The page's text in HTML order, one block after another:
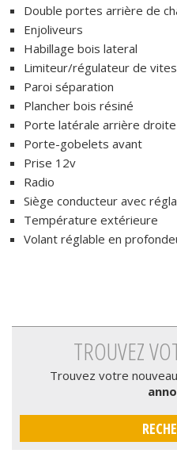
Double portes arrière de
Enjoliveurs
Habillage bois lateral
Limiteur/régulateur de
Paroi séparation
Plancher bois résiné
Porte latérale arrière droite
Porte-gobelets avant
Prise 12v
Radio
Siège conducteur avec
Température extérieure
Volant réglable en
TROUVEZ
Trouvez votre